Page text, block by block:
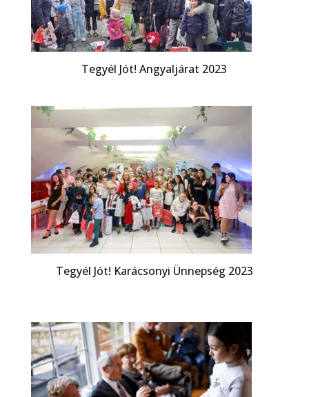
Tegyél Jót! Angyaljárat 2023
Tegyél Jót! Karácsonyi Ünnepség 2023